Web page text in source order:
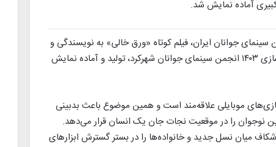
آماده نمایش شد.
سینمای جوانان ایران، فیلم کوتاه «ورق خالی» به نویسندگی و
کارگردانی امیرحسین کبیری، هنرجوی دوره فیلم‌سازی ۱۴۰۳ انجمن سینمای جوانان شهرکرد، تولید و آماده نمایش
موبایلی علاقه‌مند است و همین موضوع باعث بدبینی
نوجوان را در موقعیت نجات جان یک انسان قرار می‌دهد.
میان نسل جدید و خانواده‌ها را در بستر گسترش ابزارهای